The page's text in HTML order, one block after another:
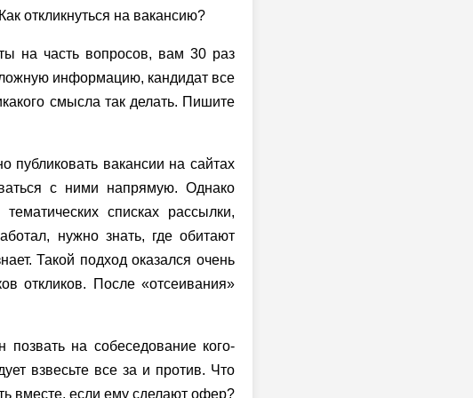
откликнуться на вакансию?
на часть вопросов, вам 30 раз
информацию, кандидат все
смысла так делать. Пишите
вакансии на сайтах
с ними напрямую. Однако
списках рассылки,
нужно знать, где обитают
Такой подход оказался очень
откликов. После «отсеивания»
позвать на собеседование кого-
взвесьте все за и против. Что
вместе, если ему сделают офер?